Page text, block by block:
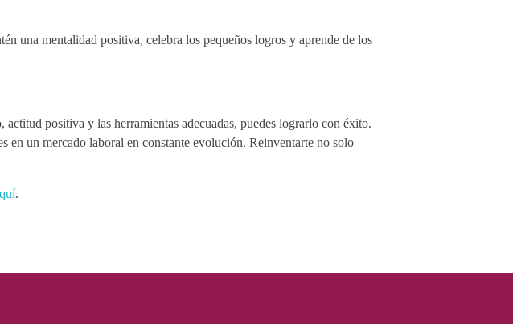
una mentalidad positiva, celebra los pequeños logros y aprende de los
positiva y las herramientas adecuadas, puedes lograrlo con éxito.
en un mercado laboral en constante evolución. Reinventarte no solo
.